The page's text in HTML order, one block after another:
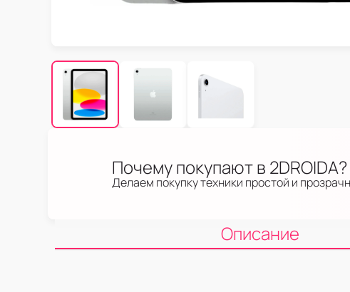
Почему покупают в 2DROIDA?
Делаем покупку техники простой и
Описание